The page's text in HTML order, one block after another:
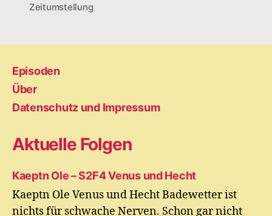
Zeitumstellung
Episoden
Über
Datenschutz und Impressum
Aktuelle Folgen
Kaeptn Ole – S2F4 Venus und Hecht
Kaeptn Ole Venus und Hecht Badewetter ist
nichts für schwache Nerven. Schon gar nicht